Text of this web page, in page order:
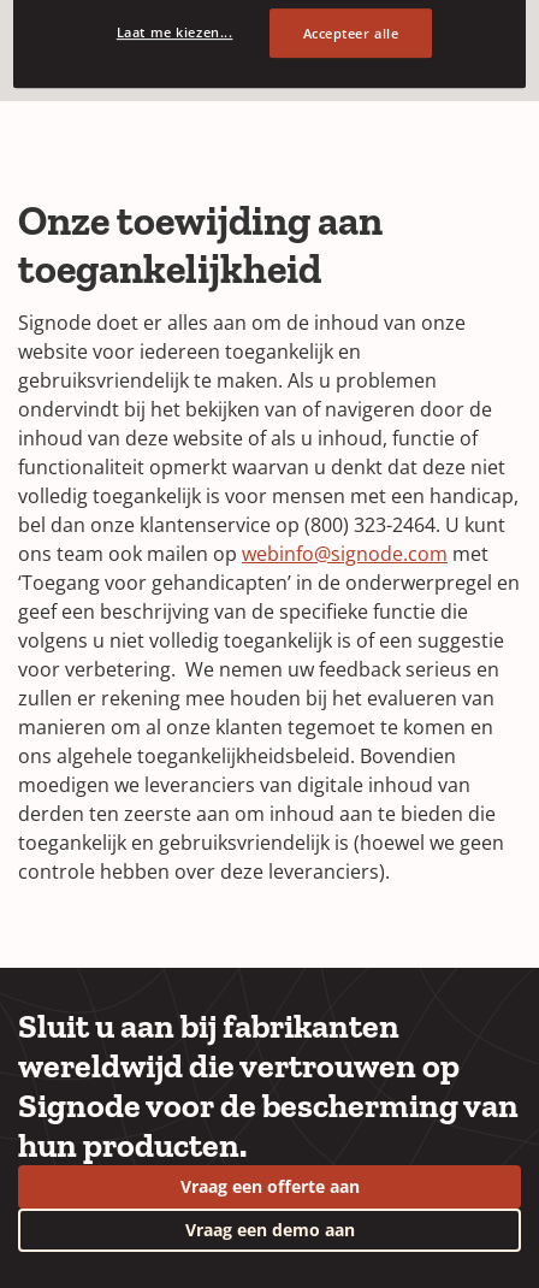
Toegankelijkheid
Onze toewijding aan
toegankelijkheid
Signode doet er alles aan om de inhoud van onze
website voor iedereen toegankelijk en
gebruiksvriendelijk te maken. Als u problemen
ondervindt bij het bekijken van of navigeren door de
inhoud van deze website of als u inhoud, functie of
functionaliteit opmerkt waarvan u denkt dat deze niet
volledig toegankelijk is voor mensen met een handicap,
bel dan onze klantenservice op (800) 323-2464. U kunt
ons team ook mailen op webinfo@signode.com met
‘Toegang voor gehandicapten’ in de onderwerpregel en
geef een beschrijving van de specifieke functie die
volgens u niet volledig toegankelijk is of een suggestie
voor verbetering. We nemen uw feedback serieus en
zullen er rekening mee houden bij het evalueren van
manieren om al onze klanten tegemoet te komen en
ons algehele toegankelijkheidsbeleid. Bovendien
moedigen we leveranciers van digitale inhoud van
derden ten zeerste aan om inhoud aan te bieden die
toegankelijk en gebruiksvriendelijk is (hoewel we geen
controle hebben over deze leveranciers).
Sluit u aan bij fabrikanten
wereldwijd die vertrouwen op
Signode voor de bescherming van
hun producten.
Vraag een offerte aan
Vraag een demo aan
Laat me kiezen... Accepteer alle